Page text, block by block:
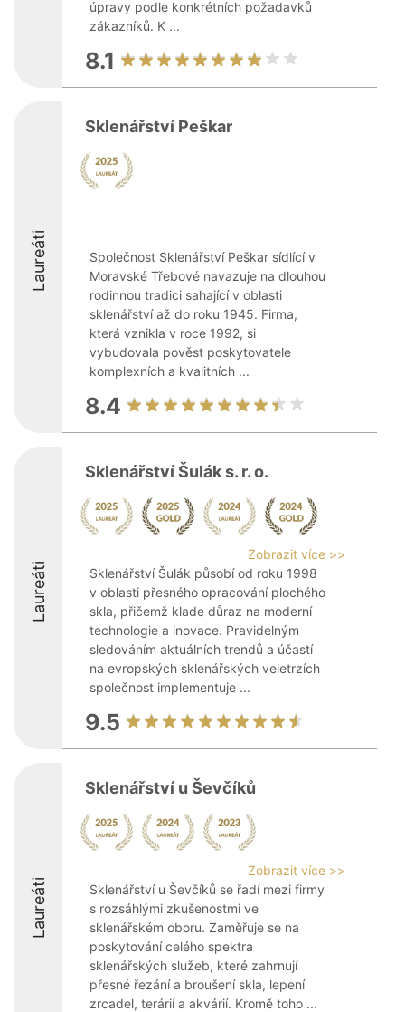
úpravy podle konkrétních požadavků
zákazníků. K ...
8.1
Laureáti
Sklenářství Peškar
Společnost Sklenářství Peškar sídlící v
Moravské Třebové navazuje na dlouhou
rodinnou tradici sahající v oblasti
sklenářství až do roku 1945. Firma,
která vznikla v roce 1992, si
vybudovala pověst poskytovatele
komplexních a kvalitních ...
8.4
Laureáti
Sklenářství Šulák s. r. o.
Zobrazit více >>
Sklenářství Šulák působí od roku 1998
v oblasti přesného opracování plochého
skla, přičemž klade důraz na moderní
technologie a inovace. Pravidelným
sledováním aktuálních trendů a účastí
na evropských sklenářských veletrzích
společnost implementuje ...
9.5
Laureáti
Sklenářství u Ševčíků
Zobrazit více >>
Sklenářství u Ševčíků se řadí mezi firmy
s rozsáhlými zkušenostmi ve
sklenářském oboru. Zaměřuje se na
poskytování celého spektra
sklenářských služeb, které zahrnují
přesné řezání a broušení skla, lepení
zrcadel, terárií a akvárií. Kromě toho ...